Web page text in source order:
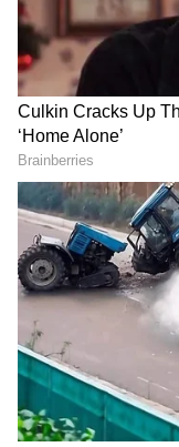
Related Articles
Indus Waters
ನದಿಗಳ ನೀರು
ಸಮಯ ತೆಗೆದುಕೊಳ್ಳುತ್ತೆ?
Indus Water
ಪಾಕಿಸ್ತಾನದ ಮೇಲೆ
ಇಂಡಸ್‌ ಇಲ್ಲದೆ ಪಾಕ್‌
DOWNLOAD
ಕರ್ನಾಟಕ, ಭಾರತ
ಕ್ಷಣಕ್ಷಣದ ಕನ್ನಡ
ಅಪ್ಡೇಟ್‌ಗಳಿಗಾಗಿ
ಮಾಡಿ. ಬ್ರೇಕಿಂಗ್
ವಿಶೇಷ ವರದಿಗಳು
(kannada
ಕ್ಲಿಕ್‌ನಲ್ಲಿ ಲಭ್ಯ.
ಆ್ಯಪ್ ಡೌನ್‌ಲೋಡ್